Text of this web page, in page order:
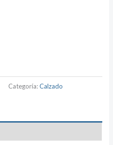
Categoría:Calzado